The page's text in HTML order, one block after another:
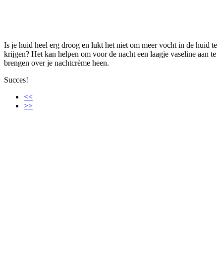
Is je huid heel erg droog en lukt het niet om meer vocht in de huid te
krijgen? Het kan helpen om voor de nacht een laagje vaseline aan te
brengen over je nachtcrème heen.
Succes!
<<
>>